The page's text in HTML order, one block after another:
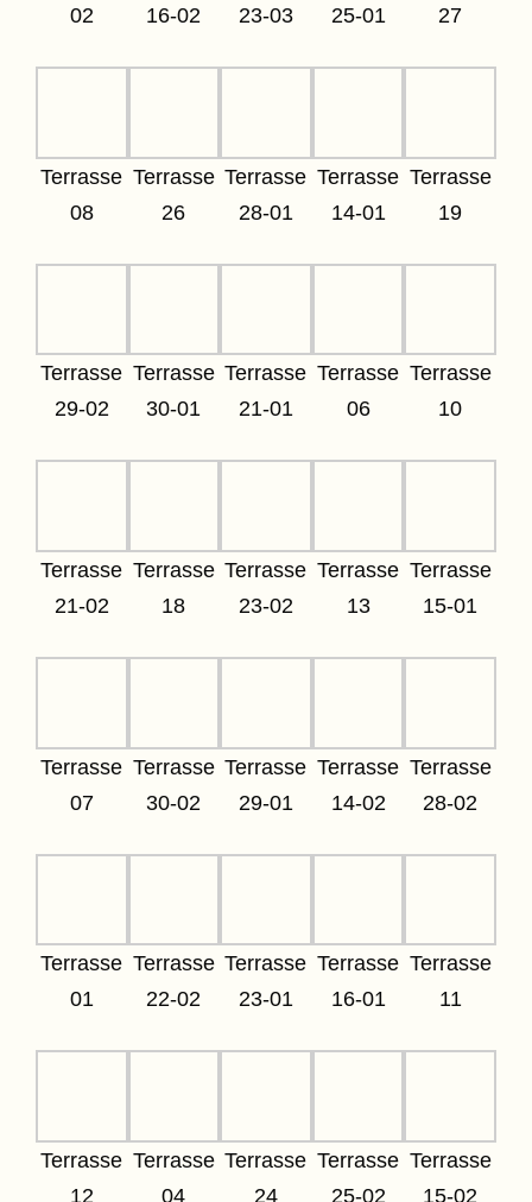
02
16-02
23-03
25-01
27
Terrasse
08
Terrasse
26
Terrasse
28-01
Terrasse
14-01
Terrasse
19
Terrasse
29-02
Terrasse
30-01
Terrasse
21-01
Terrasse
06
Terrasse
10
Terrasse
21-02
Terrasse
18
Terrasse
23-02
Terrasse
13
Terrasse
15-01
Terrasse
07
Terrasse
30-02
Terrasse
29-01
Terrasse
14-02
Terrasse
28-02
Terrasse
01
Terrasse
22-02
Terrasse
23-01
Terrasse
16-01
Terrasse
11
Terrasse
12
Terrasse
04
Terrasse
24
Terrasse
25-02
Terrasse
15-02